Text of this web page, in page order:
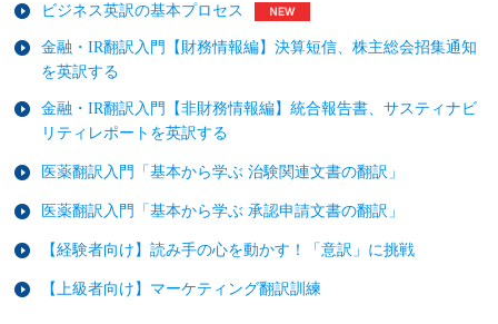
ビジネス英訳の基本プロセス
金融・IR翻訳入門【財務情報編】決算短信、株主総会招集通知
を英訳する
金融・IR翻訳入門【非財務情報編】統合報告書、サスティナビ
リティレポートを英訳する
医薬翻訳入門「基本から学ぶ 治験関連文書の翻訳」
医薬翻訳入門「基本から学ぶ 承認申請文書の翻訳」
【経験者向け】読み手の心を動かす！「意訳」に挑戦
【上級者向け】マーケティング翻訳訓練